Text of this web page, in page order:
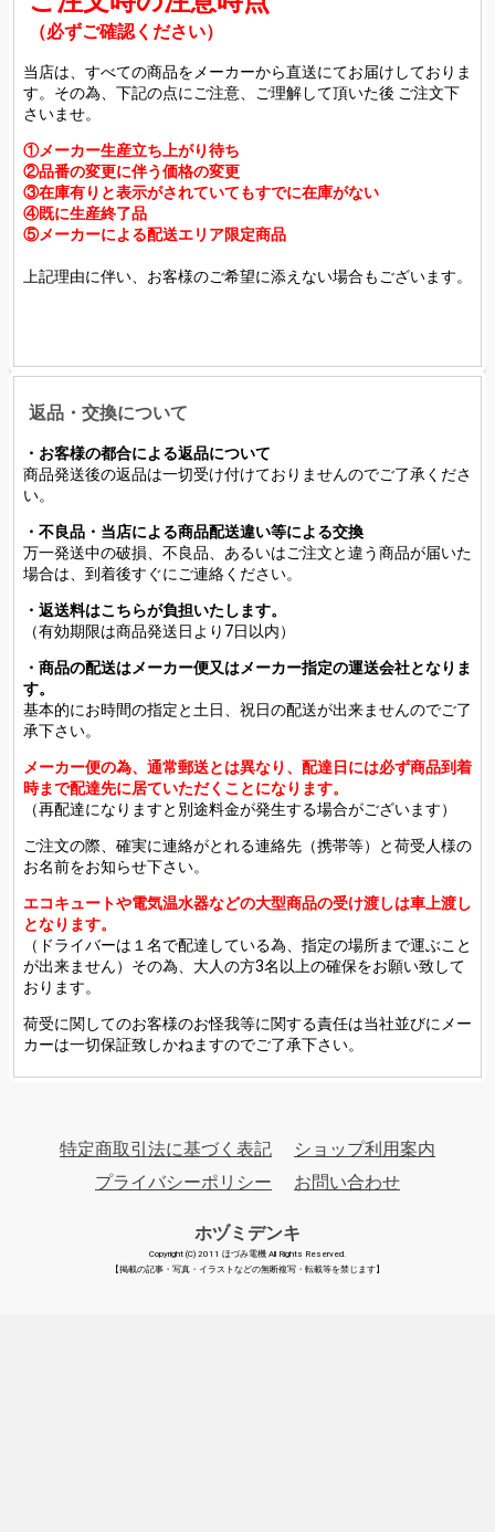
（必ずご確認ください）
当店は、すべての商品をメーカーから直送にてお届けしておりま
す。その為、下記の点にご注意、ご理解して頂いた後 ご注文下
さいませ。
①メーカー生産立ち上がり待ち
②品番の変更に伴う価格の変更
③在庫有りと表示がされていてもすでに在庫がない
④既に生産終了品
⑤メーカーによる配送エリア限定商品
上記理由に伴い、お客様のご希望に添えない場合もございます。
返品・交換について
・お客様の都合による返品について
商品発送後の返品は一切受け付けておりませんのでご了承くださ
い。
・不良品・当店による商品配送違い等による交換
万一発送中の破損、不良品、あるいはご注文と違う商品が届いた
場合は、到着後すぐにご連絡ください。
・返送料はこちらが負担いたします。
（有効期限は商品発送日より7日以内）
・商品の配送はメーカー便又はメーカー指定の運送会社となりま
す。
基本的にお時間の指定と土日、祝日の配送が出来ませんのでご了
承下さい。
メーカー便の為、通常郵送とは異なり、配達日には必ず商品到着
時まで配達先に居ていただくことになります。
（再配達になりますと別途料金が発生する場合がございます）
ご注文の際、確実に連絡がとれる連絡先（携帯等）と荷受人様の
お名前をお知らせ下さい。
エコキュートや電気温水器などの大型商品の受け渡しは車上渡し
となります。
（ドライバーは１名で配達している為、指定の場所まで運ぶこと
が出来ません）その為、大人の方3名以上の確保をお願い致して
おります。
荷受に関してのお客様のお怪我等に関する責任は当社並びにメー
カーは一切保証致しかねますのでご了承下さい。
特定商取引法に基づく表記
ショップ利用案内
プライバシーポリシー
お問い合わせ
ホヅミデンキ
Copyright (C) 2011 ほづみ電機 All Rights Reserved.
【掲載の記事・写真・イラストなどの無断複写・転載等を禁じます】